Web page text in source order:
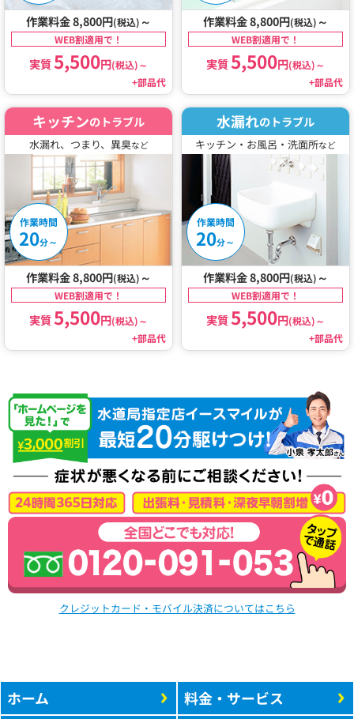
作業料金 8,800円(税込) ～
WEB割適用で！
実質5,500円(税込)～
+部品代
作業料金 8,800円(税込) ～
WEB割適用で！
実質5,500円(税込)～
+部品代
キッチンのトラブル
水漏れ、つまり、異臭など
作業時間
20分～
作業料金 8,800円(税込) ～
WEB割適用で！
実質5,500円(税込)～
+部品代
水漏れのトラブル
キッチン・お風呂・洗面所など
作業時間
20分～
作業料金 8,800円(税込) ～
WEB割適用で！
実質5,500円(税込)～
+部品代
クレジットカード・モバイル決済についてはこちら
ホーム
料金・サービス